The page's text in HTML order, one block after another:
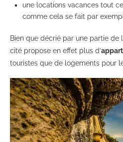
une locations vacances tout
comme cela se fait par
Bien que décrié par une partie de
cité propose en effet plus d’
touristes que de logements pour